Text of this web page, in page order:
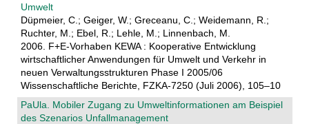
Umwelt
Düpmeier, C.; Geiger, W.; Greceanu, C.; Weidemann, R.;
Ruchter, M.; Ebel, R.; Lehle, M.; Linnenbach, M.
2006. F+E-Vorhaben KEWA : Kooperative Entwicklung
wirtschaftlicher Anwendungen für Umwelt und Verkehr in
neuen Verwaltungsstrukturen Phase I 2005/06
Wissenschaftliche Berichte, FZKA-7250 (Juli 2006), 105–10
PaUla. Mobiler Zugang zu Umweltinformationen am Beispiel
des Szenarios Unfallmanagement